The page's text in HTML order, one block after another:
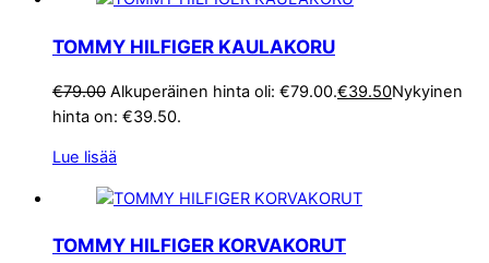
TOMMY HILFIGER KAULAKORU
€79.00 Alkuperäinen hinta oli: €79.00.€39.50Nykyinen
hinta on: €39.50.
Lue lisää
TOMMY HILFIGER KORVAKORUT